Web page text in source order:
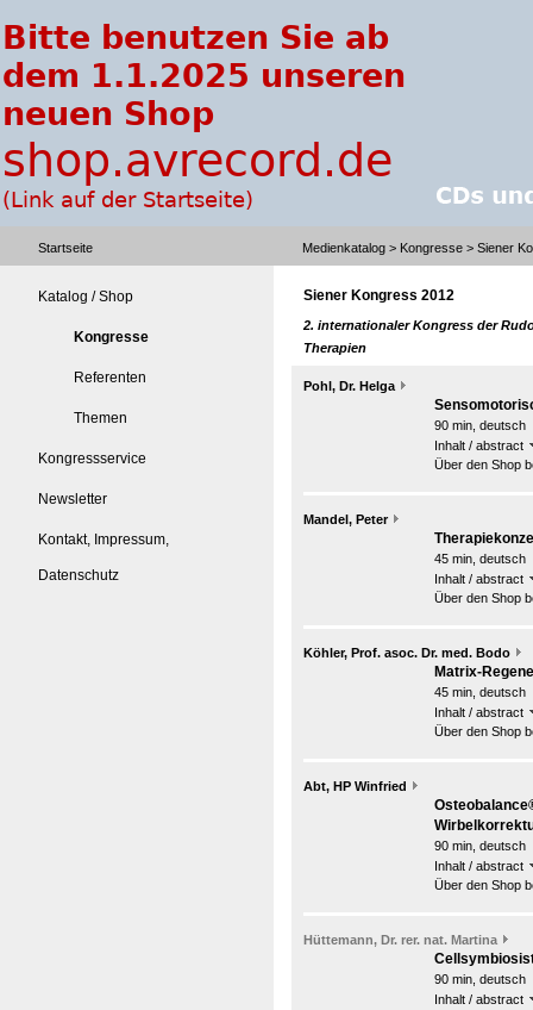
Startseite Medienkatalog > Kongresse > Siener
Katalog / Shop
Kongresse
Referenten
Themen
Kongressservice
Newsletter
Kontakt, Impressum,
Datenschutz
Siener Kongress 2012
2. internationaler Kongress der
Therapien
Pohl, Dr. Helga
90 min, deutsch
Inhalt / abstract
Über den Shop
Mandel, Peter
45 min, deutsch
Inhalt / abstract
Über den Shop
Köhler, Prof. asoc. Dr. med. Bodo
Matrix-
45 min, deutsch
Inhalt / abstract
Über den Shop
Abt, HP Winfried
90 min, deutsch
Inhalt / abstract
Über den Shop
Hüttemann, Dr. rer. nat. Martina
90 min, deutsch
Inhalt / abstract